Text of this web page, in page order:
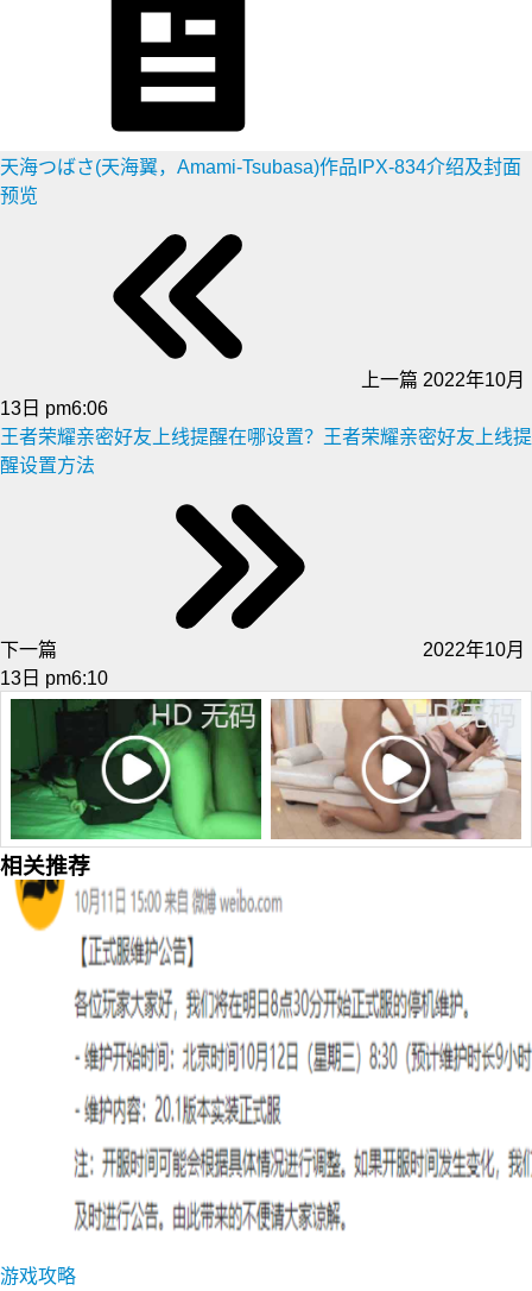
天海つばさ(天海翼，Amami-Tsubasa)作品IPX-834介绍及封面
预览
上一篇 2022年10月
13日 pm6:06
王者荣耀亲密好友上线提醒在哪设置？王者荣耀亲密好友上线提
醒设置方法
下一篇
2022年10月
13日 pm6:10
相关推荐
游戏攻略